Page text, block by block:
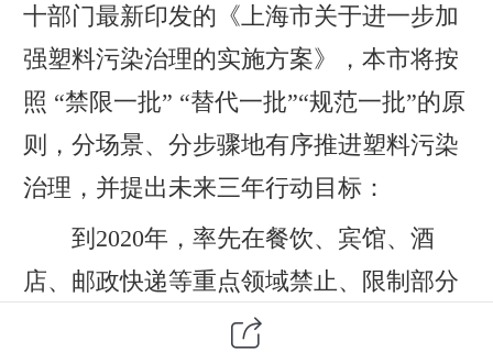
十部门最新印发的《上海市关于进一步加
强塑料污染治理的实施方案》，本市将按
照 “禁限一批” “替代一批”“规范一批”的原
则，分场景、分步骤地有序推进塑料污染
治理，并提出未来三年行动目标：
到2020年，率先在餐饮、宾馆、酒
店、邮政快递等重点领域禁止、限制部分
塑料制品的生产、销售和使用，基本实现